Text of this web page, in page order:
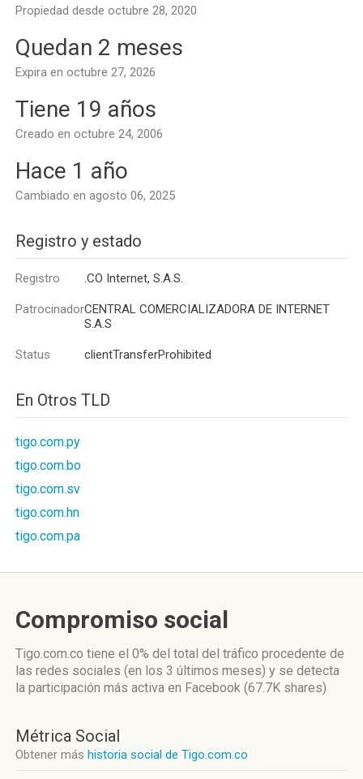
Propiedad desde octubre 28, 2020
Quedan 2 meses
Expira en octubre 27, 2026
Tiene 19 años
Creado en octubre 24, 2006
Hace 1 año
Cambiado en agosto 06, 2025
Registro y estado
Registro .CO Internet, S.A.S.
PatrocinadorCENTRAL COMERCIALIZADORA DE INTERNET
S.A.S
Status clientTransferProhibited
En Otros TLD
tigo.com.py
tigo.com.bo
tigo.com.sv
tigo.com.hn
tigo.com.pa
Compromiso social
Tigo.com.co tiene el 0% del total del tráfico procedente de
las redes sociales (en los 3 últimos meses) y se detecta
la participación más activa en Facebook (67.7K shares)
Métrica Social
Obtener más historia social de Tigo.com.co